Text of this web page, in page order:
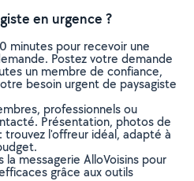
en urgence ?
minutes pour recevoir une
Postez votre demande
un membre de confiance,
besoin urgent de paysagiste
professionnels ou
Présentation, photos de
trouvez l'offreur idéal, adapté à
messagerie AlloVoisins pour
grâce aux outils